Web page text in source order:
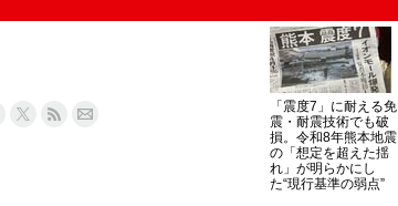
「震度7」に耐える免
震・耐震技術でも破
損。令和8年熊本地震
の「想定を超えた揺
れ」が明らかにし
た“現行基準の弱点”